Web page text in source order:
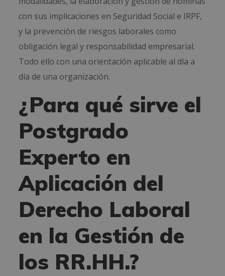
con sus implicaciones en Seguridad Social e IRPF,
y la prevención de riesgos laborales como
obligación legal y responsabilidad empresarial.
Todo ello con una orientación aplicable al día a
día de una organización.
¿Para qué sirve el
Postgrado
Experto en
Aplicación del
Derecho Laboral
en la Gestión de
los RR.HH.?